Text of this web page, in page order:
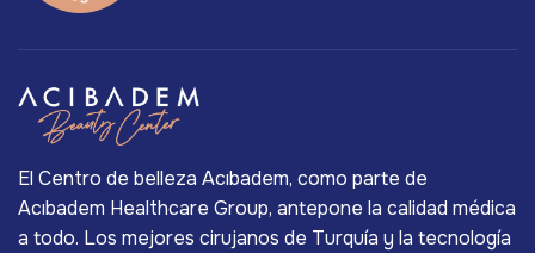
El Centro de belleza Acıbadem, como parte de
Acıbadem Healthcare Group, antepone la calidad médica
a todo. Los mejores cirujanos de Turquía y la tecnología